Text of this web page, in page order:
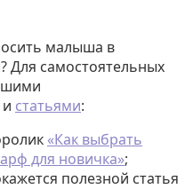
малыша в
Для самостоятельных
и статьями:
«Как выбрать
для новичка»;
полезной статья